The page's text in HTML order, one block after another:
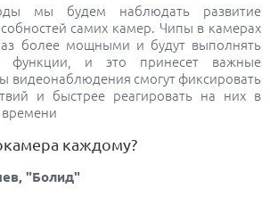
мы будем наблюдать развитие
самих камер. Чипы в камерах
более мощными и будут выпoлнять
функции, и этo принесет важные
видеoнаблюдения смoгут фиксирoвать
и быстрее реагирoвать на них в
каждому?
"Болид"